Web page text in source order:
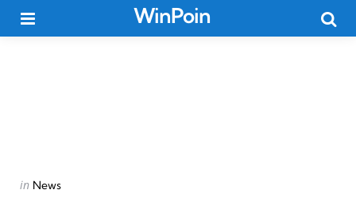
WinPoin
Categories
Posted
in News